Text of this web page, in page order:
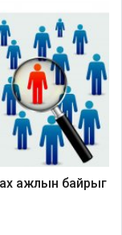
ажлын байрыг